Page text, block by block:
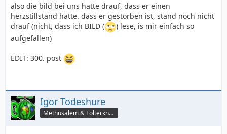
also die bild bei uns hatte drauf, dass er einen
herzstillstand hatte. dass er gestorben ist, stand noch nicht
drauf (nicht, dass ich BILD (
) lese, is mir einfach so
aufgefallen)
EDIT: 300. post
Igor Todeshure
Methusalem & Folterknecht